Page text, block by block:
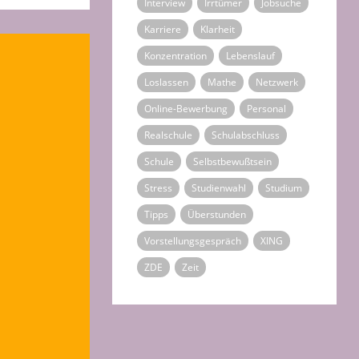
Interview
Irrtümer
Jobsuche
Karriere
Klarheit
Konzentration
Lebenslauf
Loslassen
Mathe
Netzwerk
Online-Bewerbung
Personal
Realschule
Schulabschluss
Schule
Selbstbewußtsein
Stress
Studienwahl
Studium
Tipps
Überstunden
Vorstellungsgespräch
XING
ZDE
Zeit